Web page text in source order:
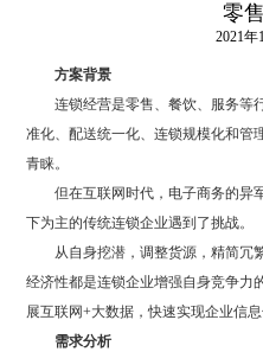
零
2021年
方案背景
连锁经营是零售、餐饮、服务等
准化、配送统一化、连锁规模化和管
青睐。
但在互联网时代，电子商务的异
下为主的传统连锁企业遇到了挑战。
从自身挖潜，调整货源，精简冗
经济性都是连锁企业增强自身竞争力
展互联网+大数据，快速实现企业信息
需求分析